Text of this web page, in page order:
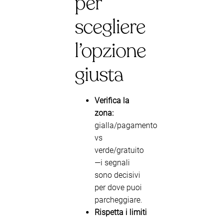
scegliere
l’opzione
giusta
Verifica la
zona:
gialla/pagamento
vs
verde/gratuito
—i segnali
sono decisivi
per dove puoi
parcheggiare.
Rispetta i limiti